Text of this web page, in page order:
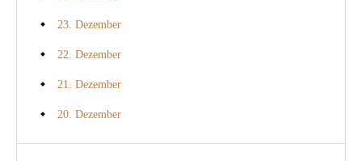
23. Dezember
22. Dezember
21. Dezember
20. Dezember